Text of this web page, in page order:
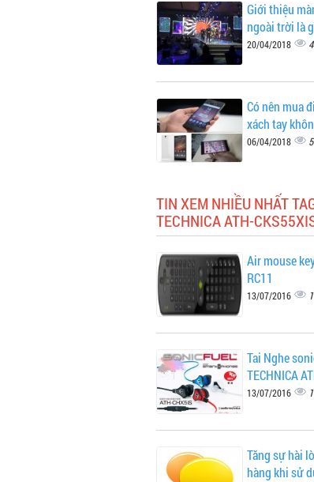
Giới thiệu
ngoài trời là
20/04/2018
Có nên mua
xách tay
06/04/2018
TIN XEM NHIỀU NHẤT
TECHNICA ATH-
Air mouse
RC11
13/07/2016
Tai Nghe
TECHNICA
13/07/2016
Tăng sự hài
hàng khi sử